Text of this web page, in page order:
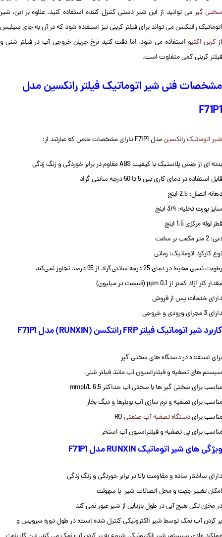
سختی گیر می توانید از این شیر دستی کنترل کننده استفاده کنید. علاوه بر این، شیر
اتوماتیک رانتکسن می تواند برای فیلتر کربنی نیز استفاده شود که در آن به جای سیلیس
از کربن اکتیو استفاده می شود. اما دقت کنید نرخ جریان خروجی آب در فیلتر شنی و
فیلتر کربنی کمی متفاوت است.
مشخصات فنی شیر اتوماتیک فیلتر رانکسین مدل
F71P1
شیر اتوماتیک رانکسینمدل F71P1 دارای مشخصات خاص که عبارتند از:
بدنه ای از جنس پلاستیک با کیفیت ABS مقاوم در برابر خوردگی و زنگ زدگی
قابل استفاده در دمای کاری بین 5 تا 50 درجه سانتی گراد
دهانه اتصال: 2.5 اینچ
سایز پورت تخلیه: 3/4 اینچ
قطر لوله مرکزی 1.5 اینچ
دبی: 2 متر مکعب بر ساعت
نوع کارکرد اتوماتیک: زمانی
رطوبت نسبی محیط در دمای 25 درجه سانتی‌گراد از 95 درصد تجاوز نمی‌کند
مقدار کلر آزاد کمتر از 0.1 ppm (قسمت در میلیون)
دارای خدمات پس از فروش
دارای 3 مجرای ورودی و خروجی
کاربرد شیر اتوماتیک فیلتر FRP رانتکسن (RUNXIN) مدل F71P1
برای استفاده در دستگاه های سختی گیر
سیستم های تصفیه و فیلتراسیون آب مانند فیلتر شنی
مناسب برای سختی گیر ها با سختی آب حداکثر 6.5 mmol/L
مناسب برای تصفیه و نرم سازی آب بویلرها و دیگ بخار
مناسب برایدستگاه تصفیه آب صنعتی
مناسب برای پی تصفیه و فیلتراسیون آب استخر
ویژگی های شیر اتوماتیک RUNXIN مدل F71P1
دارای ساختار ساده و مقاومت بالا در برابر خوردگی و زنگ زدگی
امکان تغییر جهت و محل اتصالات شیر با سهولت
در مخزن تکی هیچ آبی در طول بازیابی از شیر عبور نمی کند
پر کردن آب نمک توسط شیر الکترونیکی کنترل شده است: در طول دوره سرویس و